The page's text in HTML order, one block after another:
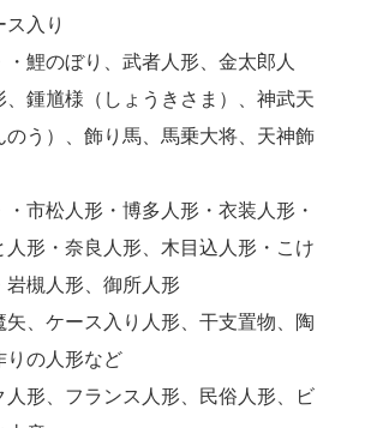
ス入り
・鯉のぼり、武者人形、金太郎人
、鍾馗様（しょうきさま）、神武天
のう）、飾り馬、馬乗大将、天神飾
・市松人形・博多人形・衣装人形・
人形・奈良人形、木目込人形・こけ
岩槻人形、御所人形
矢、ケース入り人形、干支置物、陶
りの人形など
人形、フランス人形、民俗人形、ビ